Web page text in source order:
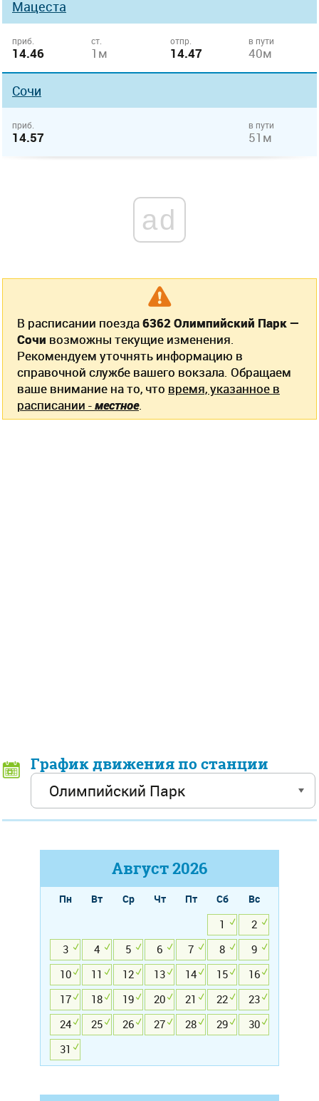
Мацеста
приб.
14.46
ст.
1м
отпр.
14.47
в пути
40м
Сочи
приб.
14.57
в пути
51м
ad
В расписании поезда6362 Олимпийский Парк —
Сочи возможны текущие изменения.
Рекомендуем уточнять информацию в
справочной службе вашего вокзала. Обращаем
ваше внимание на то, что время, указанное в
расписании -местное.
График движения по станции
Август2026
Пн Вт Ср Чт Пт Сб
Вс
1
2
3
4 5 6 7 8
9
10
11 12 13 14 15
16
17
18 19 20 21 22
23
24
25 26 27 28 29
30
31